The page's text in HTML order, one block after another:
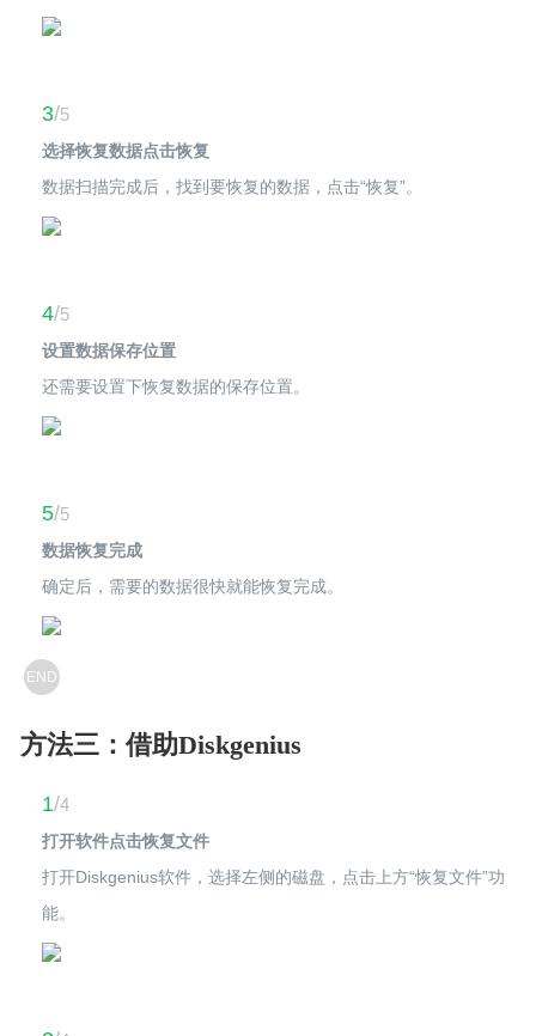
3/5
选择恢复数据点击恢复
数据扫描完成后，找到要恢复的数据，点击“恢复”。
4/5
设置数据保存位置
还需要设置下恢复数据的保存位置。
5/5
数据恢复完成
确定后，需要的数据很快就能恢复完成。
END
方法三：借助Diskgenius
1/4
打开软件点击恢复文件
打开Diskgenius软件，选择左侧的磁盘，点击上方“恢复文件”功
能。